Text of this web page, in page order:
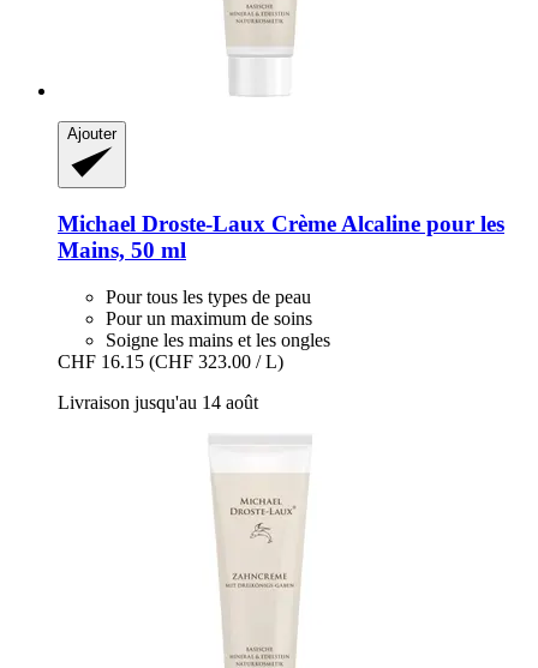
Ajouter
Michael Droste-Laux Crème Alcaline pour les
Mains, 50 ml
Pour tous les types de peau
Pour un maximum de soins
Soigne les mains et les ongles
CHF 16.15 (CHF 323.00 / L)
Livraison jusqu'au 14 août